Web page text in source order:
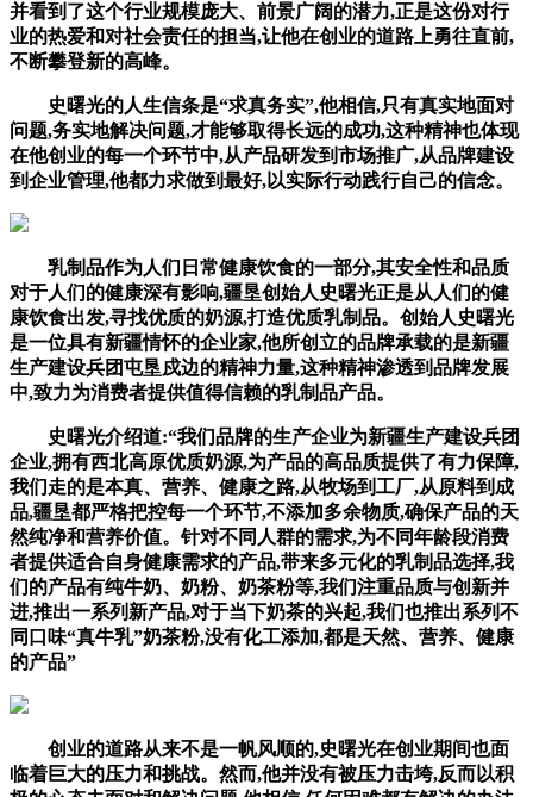
并看到了这个行业规模庞大、前景广阔的潜力,正是这份对行
业的热爱和对社会责任的担当,让他在创业的道路上勇往直前,
不断攀登新的高峰。
史曙光的人生信条是“求真务实”,他相信,只有真实地面对
问题,务实地解决问题,才能够取得长远的成功,这种精神也体现
在他创业的每一个环节中,从产品研发到市场推广,从品牌建设
到企业管理,他都力求做到最好,以实际行动践行自己的信念。
乳制品作为人们日常健康饮食的一部分,其安全性和品质
对于人们的健康深有影响,疆垦创始人史曙光正是从人们的健
康饮食出发,寻找优质的奶源,打造优质乳制品。创始人史曙光
是一位具有新疆情怀的企业家,他所创立的品牌承载的是新疆
生产建设兵团屯垦戍边的精神力量,这种精神渗透到品牌发展
中,致力为消费者提供值得信赖的乳制品产品。
史曙光介绍道:“我们品牌的生产企业为新疆生产建设兵团
企业,拥有西北高原优质奶源,为产品的高品质提供了有力保障,
我们走的是本真、营养、健康之路,从牧场到工厂,从原料到成
品,疆垦都严格把控每一个环节,不添加多余物质,确保产品的天
然纯净和营养价值。针对不同人群的需求,为不同年龄段消费
者提供适合自身健康需求的产品,带来多元化的乳制品选择,我
们的产品有纯牛奶、奶粉、奶茶粉等,我们注重品质与创新并
进,推出一系列新产品,对于当下奶茶的兴起,我们也推出系列不
同口味“真牛乳”奶茶粉,没有化工添加,都是天然、营养、健康
的产品”
创业的道路从来不是一帆风顺的,史曙光在创业期间也面
临着巨大的压力和挑战。然而,他并没有被压力击垮,反而以积